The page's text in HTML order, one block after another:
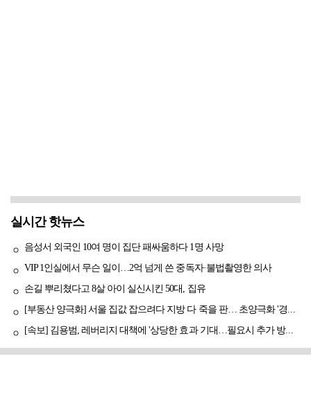
실시간 핫뉴스
음성서 외국인 10여 명이 집단 패싸움하다 1명 사망
VIP 1인실에서 무슨 일이…2억 넘게 쓴 중독자·불법촬영한 의사
손길 뿌리쳤다고 8살 아이 실신시킨 50대, 집유
[부동산 양극화] 서울 집값 잡으려다 지방 다 죽을 판… 초양극화 '경고등'
[속보] 김용범, 레버리지 대책에 '상당한 효과 기대…필요시 추가 방안도 검토'